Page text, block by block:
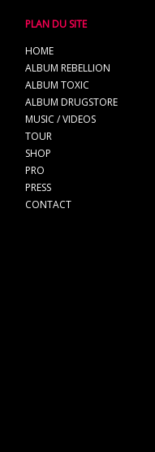
PLAN DU SITE
HOME
ALBUM REBELLION
ALBUM TOXIC
ALBUM DRUGSTORE
MUSIC / VIDEOS
TOUR
SHOP
PRO
PRESS
CONTACT